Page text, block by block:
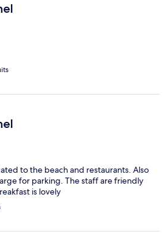
to the beach and restaurants. Also
for parking. The staff are friendly
is lovely